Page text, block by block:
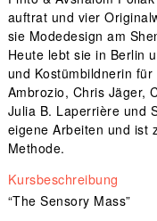
auftrat und vier
sie Modedesign am
Heute lebt sie in Berlin
und Kostümbildnerin
Ambrozio, Chris Jäger,
Julia B. Laperrière und
eigene Arbeiten und ist
Methode.
Kursbeschreibung
“The Sensory Mass”